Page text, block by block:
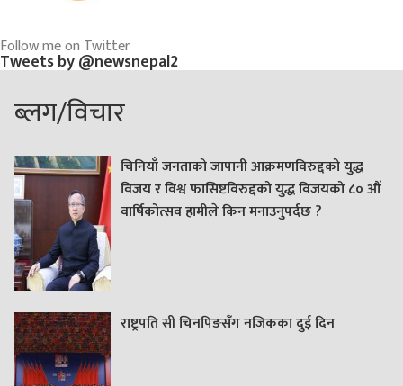
Follow me on Twitter
Tweets by @newsnepal2
ब्लग/विचार
चिनियाँ जनताको जापानी आक्रमणविरुद्दको युद्ध
विजय र विश्व फासिष्टविरुद्दको युद्ध विजयको ८० औं
वार्षिकोत्सव हामीले किन मनाउनुपर्दछ ?
राष्ट्रपति सी चिनपिङसँग नजिकका दुई दिन